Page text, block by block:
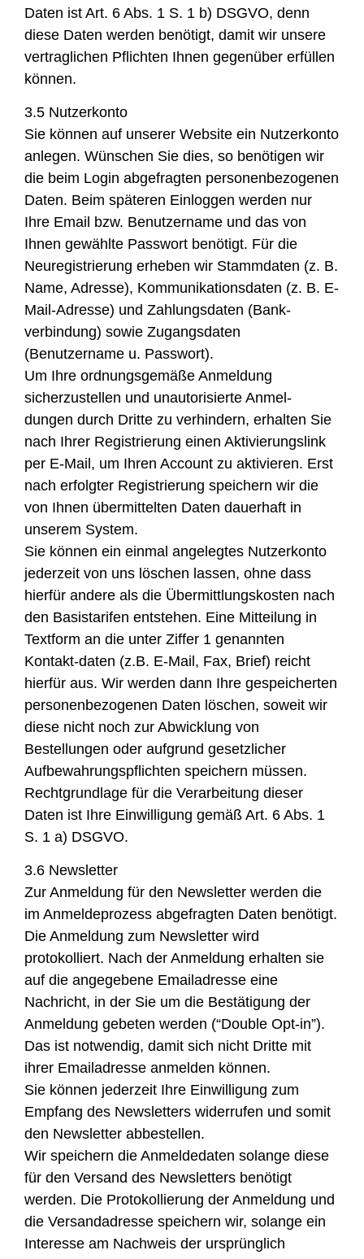
Daten ist Art. 6 Abs. 1 S. 1 b) DSGVO, denn
diese Daten werden benötigt, damit wir unsere
vertraglichen Pflichten Ihnen gegenüber erfüllen
können.
3.5 Nutzerkonto
Sie können auf unserer Website ein Nutzerkonto
anlegen. Wünschen Sie dies, so benötigen wir
die beim Login abgefragten personenbezogenen
Daten. Beim späteren Einloggen werden nur
Ihre Email bzw. Benutzername und das von
Ihnen gewählte Passwort benötigt. Für die
Neuregistrierung erheben wir Stammdaten (z. B.
Name, Adresse), Kommunikationsdaten (z. B. E-
Mail-Adresse) und Zahlungsdaten (Bank-
verbindung) sowie Zugangsdaten
(Benutzername u. Passwort).
Um Ihre ordnungsgemäße Anmeldung
sicherzustellen und unautorisierte Anmel-
dungen durch Dritte zu verhindern, erhalten Sie
nach Ihrer Registrierung einen Aktivierungslink
per E-Mail, um Ihren Account zu aktivieren. Erst
nach erfolgter Registrierung speichern wir die
von Ihnen übermittelten Daten dauerhaft in
unserem System.
Sie können ein einmal angelegtes Nutzerkonto
jederzeit von uns löschen lassen, ohne dass
hierfür andere als die Übermittlungskosten nach
den Basistarifen entstehen. Eine Mitteilung in
Textform an die unter Ziffer 1 genannten
Kontakt-daten (z.B. E-Mail, Fax, Brief) reicht
hierfür aus. Wir werden dann Ihre gespeicherten
personenbezogenen Daten löschen, soweit wir
diese nicht noch zur Abwicklung von
Bestellungen oder aufgrund gesetzlicher
Aufbewahrungspflichten speichern müssen.
Rechtgrundlage für die Verarbeitung dieser
Daten ist Ihre Einwilligung gemäß Art. 6 Abs. 1
S. 1 a) DSGVO.
3.6 Newsletter
Zur Anmeldung für den Newsletter werden die
im Anmeldeprozess abgefragten Daten benötigt.
Die Anmeldung zum Newsletter wird
protokolliert. Nach der Anmeldung erhalten sie
auf die angegebene Emailadresse eine
Nachricht, in der Sie um die Bestätigung der
Anmeldung gebeten werden (“Double Opt-in”).
Das ist notwendig, damit sich nicht Dritte mit
ihrer Emailadresse anmelden können.
Sie können jederzeit Ihre Einwilligung zum
Empfang des Newsletters widerrufen und somit
den Newsletter abbestellen.
Wir speichern die Anmeldedaten solange diese
für den Versand des Newsletters benötigt
werden. Die Protokollierung der Anmeldung und
die Versandadresse speichern wir, solange ein
Interesse am Nachweis der ursprünglich